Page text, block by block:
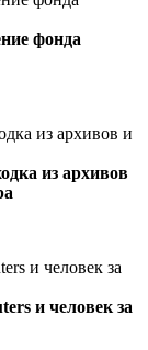
фонда
из архивов
и человек за